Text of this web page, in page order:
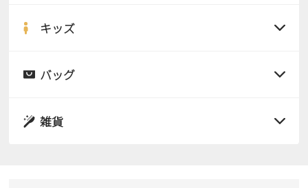
サンダル
スニーカー
サンダル
キッズ
サンダル
バッグ
雑貨